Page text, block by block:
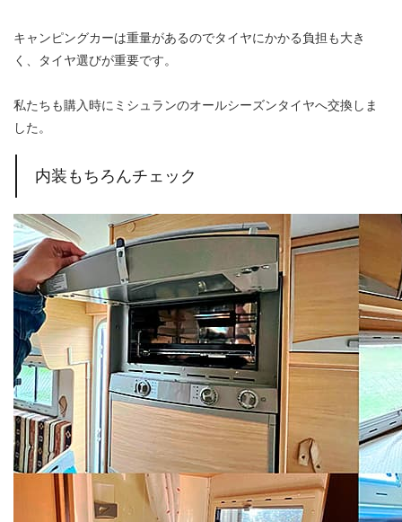
キャンピングカーは重量があるのでタイヤにかかる負担も大き
く、タイヤ選びが重要です。
私たちも購入時にミシュランのオールシーズンタイヤへ交換しま
した。
内装もちろんチェック